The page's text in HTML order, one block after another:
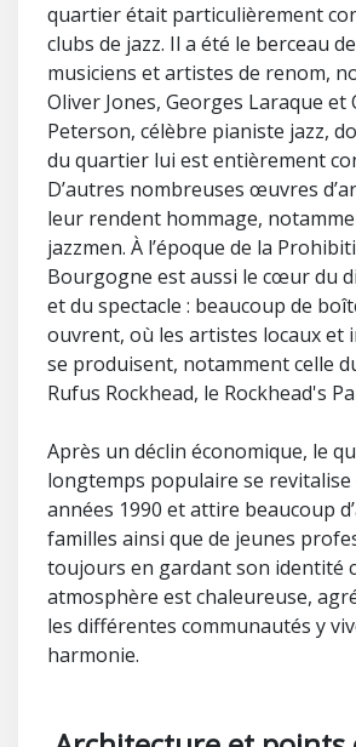
quartier était particulièrement
clubs de jazz. Il a été le berceau
musiciens et artistes de renom,
Oliver Jones, Georges Laraque et
Peterson, célèbre pianiste jazz,
du quartier lui est entièrement
D’autres nombreuses œuvres
leur rendent hommage,
jazzmen. À l’époque de la
Bourgogne est aussi le cœur du
et du spectacle : beaucoup de
ouvrent, où les artistes locaux et
se produisent, notamment celle
Rufus Rockhead, le Rockhead's
Après un déclin économique, le
longtemps populaire se revitalise
années 1990 et attire beaucoup
familles ainsi que de jeunes
toujours en gardant son identité
atmosphère est chaleureuse,
les différentes communautés y
harmonie.